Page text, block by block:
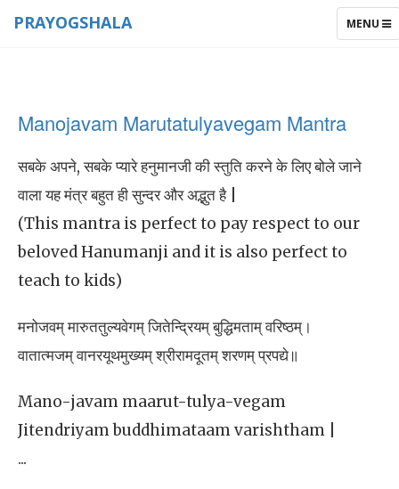
TOGGLE
MENU
PRAYOGSHALA
Manojavam Marutatulyavegam Mantra
सबके अपने, सबके प्यारे हनुमानजी की स्तुति करने के लिए बोले जाने
वाला यह मंत्र बहुत ही सुन्दर और अद्भुत है |
(This mantra is perfect to pay respect to our
beloved Hanumanji and it is also perfect to
teach to kids)
मनोजवम् मारुततुल्यवेगम् जितेन्द्रियम् बुद्धिमताम् वरिष्ठम्।
वातात्मजम् वानरयूथमुख्यम् श्रीरामदूतम् शरणम् प्रपद्ये॥
Mano-javam maarut-tulya-vegam
Jitendriyam buddhimataam varishtham |
...